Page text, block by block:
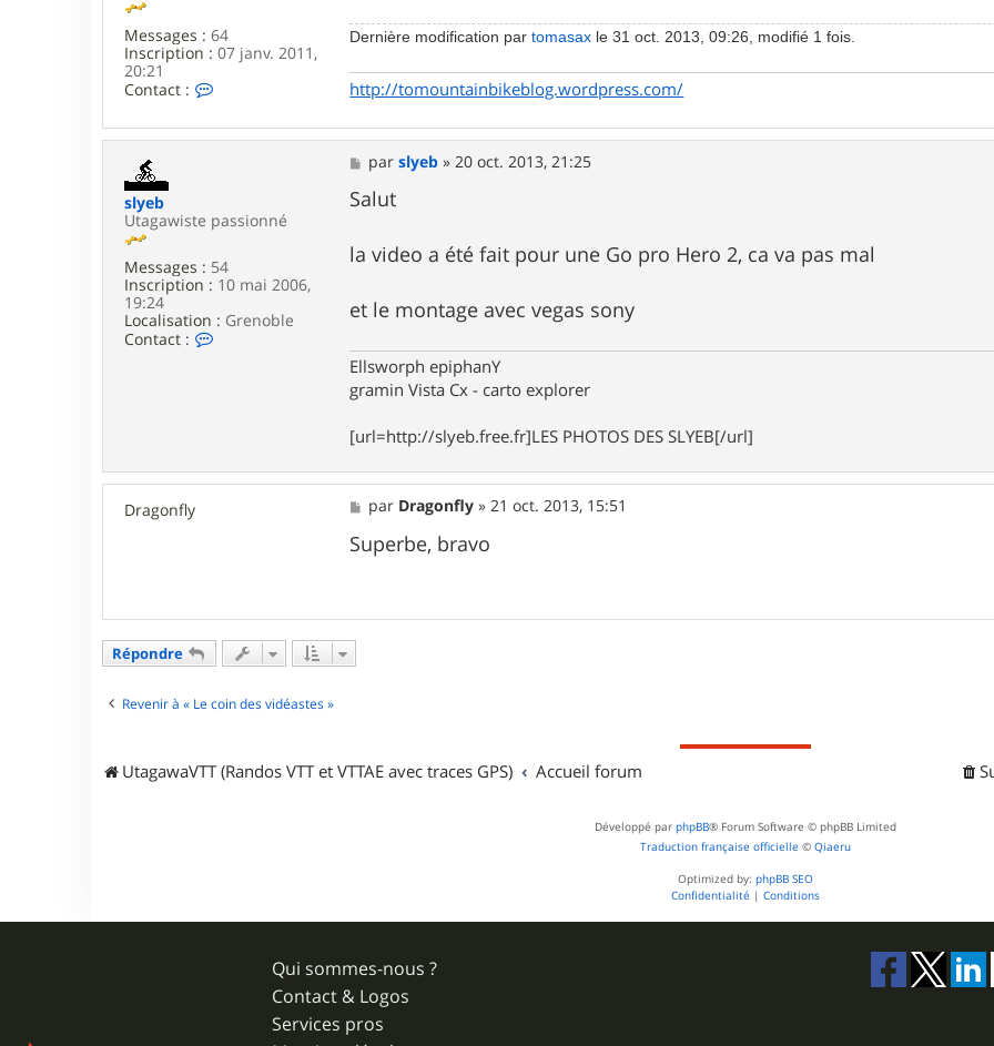
Messages : 64
Inscription : 07 janv. 2011,
20:21
Contact :
t
r
o
m
s
e
Dernière modification partomasax le 31 oct. 2013, 09:26, modifié 1 fois.
http://tomountainbikeblog.wordpress.com/
slyeb
Utagawiste passionné
Messages : 54
Inscription : 10 mai 2006,
19:24
Localisation : Grenoble
Contact :
r
M
e
s
s
g
e
parslyeb » 20 oct. 2013, 21:25
Salut
la video a été fait pour une Go pro Hero 2, ca va pas mal
et le montage avec vegas sony
Ellsworph epiphanY
gramin Vista Cx - carto explorer
[url=http://slyeb.free.fr]LES PHOTOS DES SLYEB[/url]
Dragonfly
M
e
s
s
par Dragonfly »21 oct. 2013, 15:51
Superbe, bravo
Répondre
Revenir à « Le coin des vidéastes »
UtagawaVTT (Randos VTT et VTTAE avec traces GPS) Accueil forum
Développé par phpBB® Forum Software © phpBB Limited
Traduction française officielle © Qiaeru
Optimized by: phpBB SEO
Confidentialité | Conditions
Qui sommes-nous ?
Contact & Logos
Services pros